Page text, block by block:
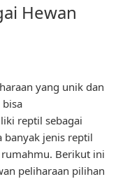
Hewan
yang unik dan
bisa
reptil sebagai
banyak jenis reptil
Berikut ini
peliharaan pilihan